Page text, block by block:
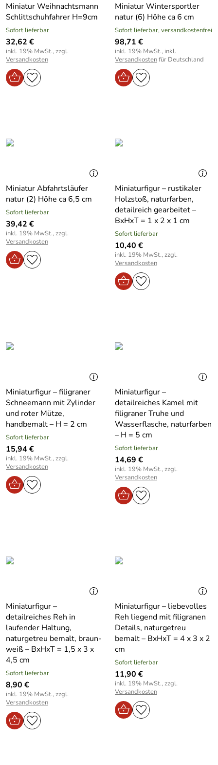
Miniatur Weihnachtsmann
Schlittschuhfahrer H=9cm
Sofort lieferbar
32,62 €
inkl. 19% MwSt., zzgl.
Versandkosten
Miniatur Wintersportler
natur (6) Höhe ca 6 cm
Sofort lieferbar, versandkostenfrei
98,71 €
inkl. 19% MwSt., inkl.
Versandkostenfür Deutschland
Miniatur Abfahrtsläufer
natur (2) Höhe ca 6,5 cm
Sofort lieferbar
39,42 €
inkl. 19% MwSt., zzgl.
Versandkosten
Miniaturfigur – rustikaler
Holzstoß, naturfarben,
detailreich gearbeitet –
BxHxT = 1 x 2 x 1 cm
Sofort lieferbar
10,40 €
inkl. 19% MwSt., zzgl.
Versandkosten
Miniaturfigur – filigraner
Schneemann mit Zylinder
und roter Mütze,
handbemalt – H = 2 cm
Sofort lieferbar
15,94 €
inkl. 19% MwSt., zzgl.
Versandkosten
Miniaturfigur –
detailreiches Kamel mit
filigraner Truhe und
Wasserflasche, naturfarben
– H = 5 cm
Sofort lieferbar
14,69 €
inkl. 19% MwSt., zzgl.
Versandkosten
Miniaturfigur –
detailreiches Reh in
laufender Haltung,
naturgetreu bemalt, braun-
weiß – BxHxT = 1,5 x 3 x
4,5 cm
Sofort lieferbar
8,90 €
inkl. 19% MwSt., zzgl.
Versandkosten
Miniaturfigur – liebevolles
Reh liegend mit filigranen
Details, naturgetreu
bemalt – BxHxT = 4 x 3 x 2
cm
Sofort lieferbar
11,90 €
inkl. 19% MwSt., zzgl.
Versandkosten